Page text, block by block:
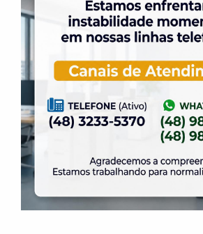
31 de julho de 2026
Dia dos Pais é na ELASE, venha
a gente.
31 de julho de 2026
Venha para a Feijoada na ELASE.
Suíço.